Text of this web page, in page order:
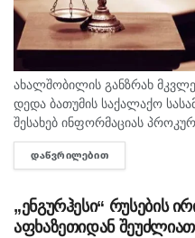
ახალშობილის განზრახ
დედა ბათუმის საქალაქო
შესახებ ინფორმაციას
ინფორმაციით, საქმე ეხება,
ერთი კლინიკაში მომხდარ
ᲓᲐᲬᲕᲠᲘᲚᲔᲑᲘᲗ
„ენგურჰესი“ რუსების
აფხაზეთიდან შეუძლიათ